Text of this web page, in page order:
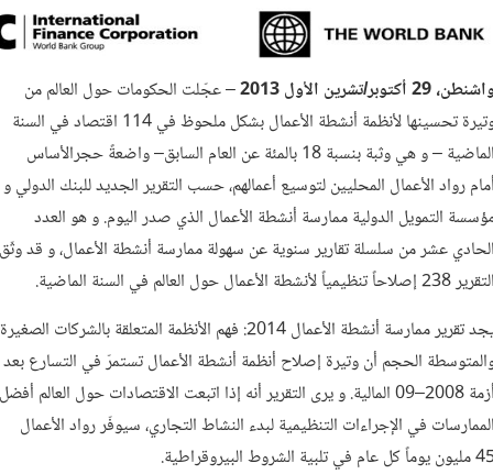
29 أكتوبر/تشرين الأول 2013
– عجّلت الحكومات حول العالم من
وتيرة تحسينها لأنظمة أنشطة الأعمال بشكل ملحوظ في 114 اقتصاد في السنة
الماضية – و هي وثبة بنسبة 18 بالمئة عن العام السابق– واضعةً حجرالأساس
رواد الأعمال المحليين لتوسيع أعمالهم، حسب التقرير الجديد للبنك الدولي و
التمويل الدولية ممارسة أنشطة الأعمال الذي صدر اليوم. و هو العدد
عشر من سلسلة تقارير سنوية عن سهولة ممارسة أنشطة الأعمال، و قد وثّق
تنظيمياً لأنشطة الأعمال حول العالم في السنة الماضية.
يجد تقرير ممارسة أنشطة الأعمال 2014: فهم الأنظمة المتعلقة بالشركات الصغيرة
الحجم أن وتيرة إصلاح أنظمة أنشطة الأعمال تستمرّ في التسارع بعد
أزمة 2008–09 المالية. و يرى التقرير أنه إذا اتبعت الاقتصادات حول العالم أفضل
في الإجراءات التنظيمية لبدء النشاط التجاري، سيوفّر رواد الأعمال
في تلبية الشروط البيروقراطية.